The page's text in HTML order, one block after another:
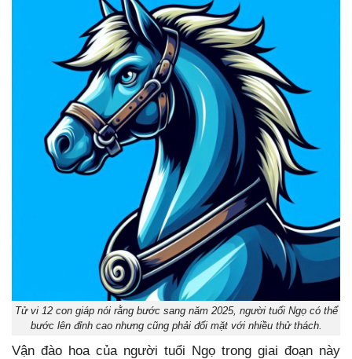
Tử vi 12 con giáp nói rằng bước sang năm 2025, người tuổi Ngọ có thể
bước lên đỉnh cao nhưng cũng phải đối mặt với nhiều thử thách.
Vận đào hoa của người tuổi Ngọ trong giai đoạn này